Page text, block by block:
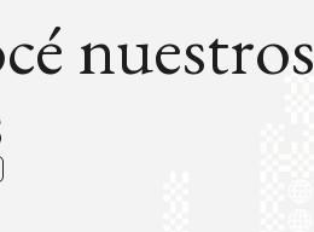
nuestros